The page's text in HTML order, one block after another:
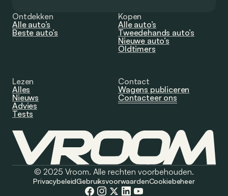
Ontdekken
Alle auto’s
Beste auto’s
Kopen
Alle auto’s
Tweedehands auto’s
Nieuwe auto’s
Oldtimers
Lezen
Alles
Nieuws
Advies
Tests
Contact
Wagens publiceren
Contacteer ons
© 2025 Vroom. Alle rechten voorbehouden.
PrivacybeleidGebruiksvoorwaardenCookiebeheer